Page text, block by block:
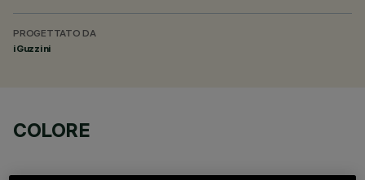
PROGETTATO DA
iGuzzini
COLORE